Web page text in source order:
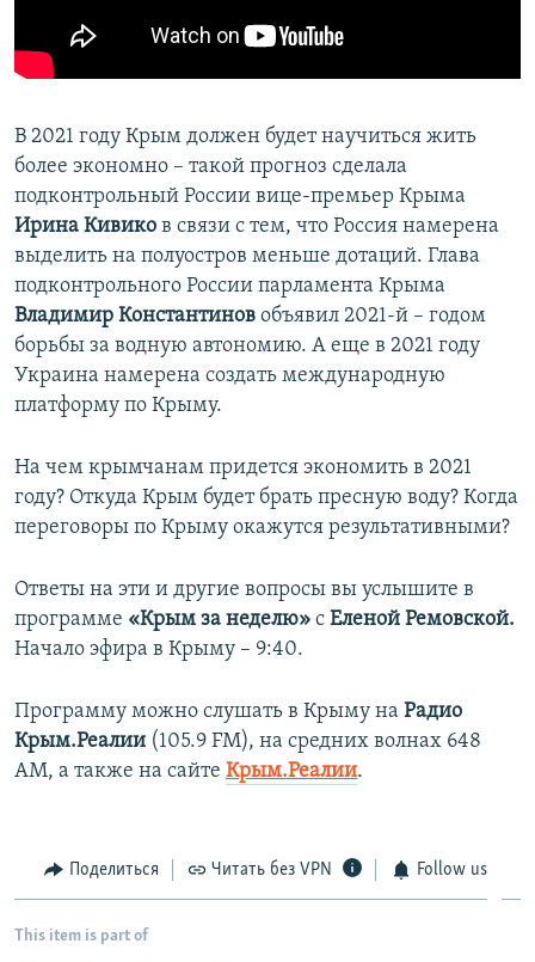
ПОБЕДИТЕЛЕЙ НЕ СУДЯТ?
КРЫМ.НЕПОКОРЕННЫЙ
УКРАИНСКАЯ ПРОБЛЕМА КРЫМА
ПРИСОЕДИНЯЙТЕСЬ!
Все сайты RFE/RL
В 2021 году Крым должен будет научиться жить
более экономно – такой прогноз сделала
подконтрольный России вице-премьер Крыма
Ирина Кивико в связи с тем, что Россия намерена
выделить на полуостров меньше дотаций. Глава
подконтрольного России парламента Крыма
Владимир Константинов объявил 2021-й – годом
борьбы за водную автономию. А еще в 2021 году
Украина намерена создать международную
платформу по Крыму.
На чем крымчанам придется экономить в 2021
году? Откуда Крым будет брать пресную воду? Когда
переговоры по Крыму окажутся результативными?
Ответы на эти и другие вопросы вы услышите в
программе «Крым за неделю» с Еленой Ремовской.
Начало эфира в Крыму – 9:40.
Программу можно слушать в Крыму на Радио
Крым.Реалии (105.9 FM), на средних волнах 648
АМ, а также на сайте Крым.Реалии.
Поделиться Читать без VPN Follow us
This item is part of